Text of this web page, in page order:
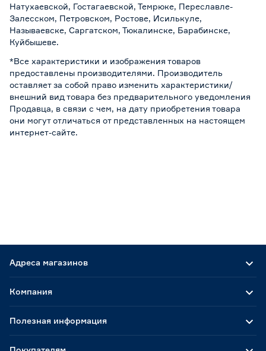
Натухаевской, Гостагаевской, Темрюке, Переславле-
Залесском, Петровском, Ростове, Исилькуле,
Называевске, Саргатском, Тюкалинске, Барабинске,
Куйбышеве.
*Все характеристики и изображения товаров
предоставлены производителями. Производитель
оставляет за собой право изменить характеристики/
внешний вид товара без предварительного уведомления
Продавца, в связи с чем, на дату приобретения товара
они могут отличаться от представленных на настоящем
интернет-сайте.
Адреса магазинов
Компания
Полезная информация